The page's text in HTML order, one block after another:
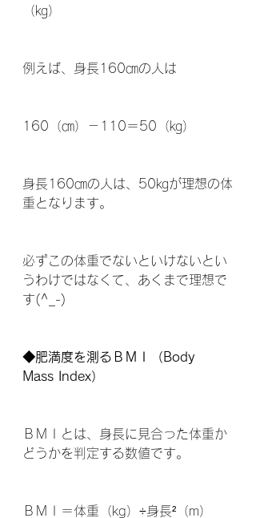
（㎏）
例えば、身長160㎝の人は
160（㎝）－110＝50（㎏）
身長160㎝の人は、50㎏が理想の体
重となります。
必ずこの体重でないといけないとい
うわけではなくて、あくまで理想で
す(^_-)
◆肥満度を測るＢＭＩ（Body
Mass Index）
ＢＭＩとは、身長に見合った体重か
どうかを判定する数値です。
ＢＭＩ＝体重（kg）÷身長²（m）